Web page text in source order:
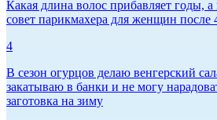
Какая длина волос прибавляет годы, а
совет парикмахера для женщин после
4
В сезон огурцов делаю венгерский
закатываю в банки и не могу
заготовка на зиму